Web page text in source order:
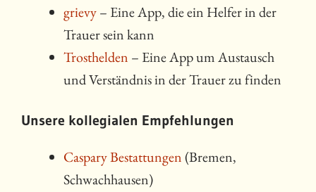
grievy– Eine App, die ein Helfer in der
Trauer sein kann
Trosthelden – Eine App um Austausch
und Verständnis in der Trauer zu finden
Unsere kollegialen Empfehlungen
Caspary Bestattungen(Bremen,
Schwachhausen)